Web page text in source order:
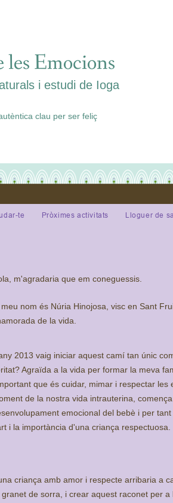
les Emocions
i estudi de Ioga
clau per ser feliç
te Pròximes activitats Lloguer de
m'agradaria que em coneguessis.
meu nom és Núria Hinojosa, visc en Sant
de la vida.
2013 vaig iniciar aquest camí tan únic
Agraïda a la vida per formar la meva
que és cuidar, mimar i respectar
de la nostra vida intrauterina,
emocional del bebè i per
i la importància d'una criança respectuosa.
criança amb amor i respecte arribaria a
de sorra, i crear aquest raconet per